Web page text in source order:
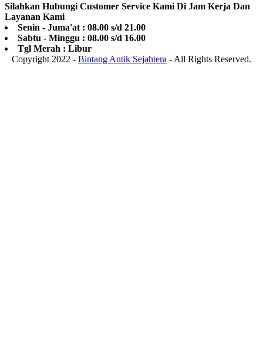
Silahkan Hubungi Customer Service Kami Di Jam Kerja Dan
Layanan Kami
Senin - Juma'at : 08.00 s/d 21.00
Sabtu - Minggu : 08.00 s/d 16.00
Tgl Merah : Libur
Copyright 2022 - Bintang Antik Sejahtera - All Rights Reserved.